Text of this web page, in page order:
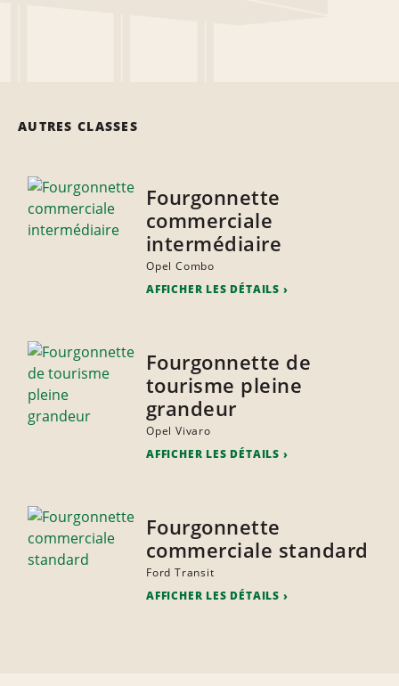
AUTRES CLASSES
Fourgonnette
commerciale
intermédiaire
Opel Combo
AFFICHER LES DÉTAILS
Fourgonnette de
tourisme pleine
grandeur
Opel Vivaro
AFFICHER LES DÉTAILS
Fourgonnette
commerciale standard
Ford Transit
AFFICHER LES DÉTAILS